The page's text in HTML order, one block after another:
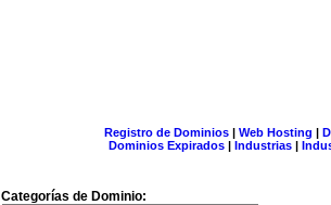
Registro de Dominios| Web Hosting |
Dominios Expirados | Industrias |
Categorías de Dominio: